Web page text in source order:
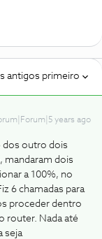
antigos primeiro
years ago
dos outro dois
mandaram dois
a 100%, no
6 chamadas para
proceder dentro
router. Nada até
seja